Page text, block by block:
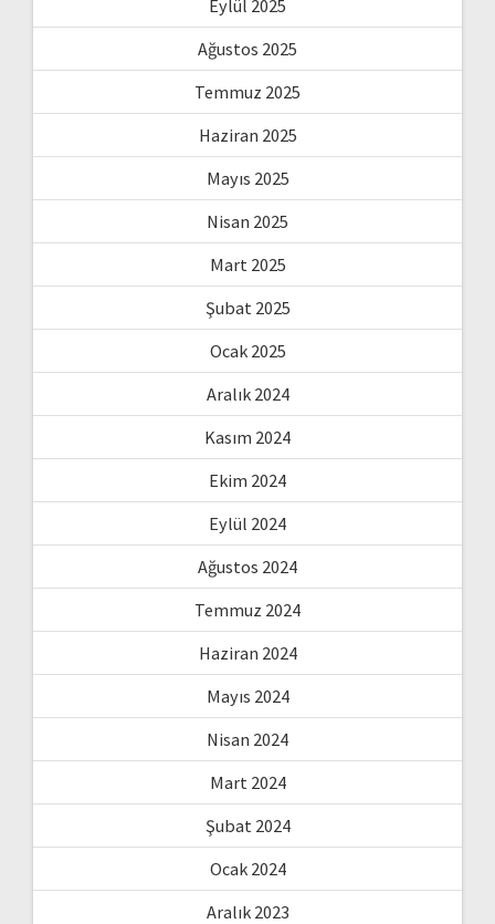
Eylül 2025
Ağustos 2025
Temmuz 2025
Haziran 2025
Mayıs 2025
Nisan 2025
Mart 2025
Şubat 2025
Ocak 2025
Aralık 2024
Kasım 2024
Ekim 2024
Eylül 2024
Ağustos 2024
Temmuz 2024
Haziran 2024
Mayıs 2024
Nisan 2024
Mart 2024
Şubat 2024
Ocak 2024
Aralık 2023